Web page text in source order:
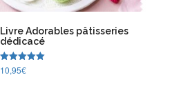
Livre Adorables pâtisseries
dédicacé
Note
5.00
10,95€